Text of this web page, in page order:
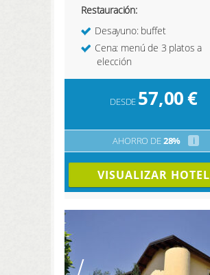
Restauración:
Desayuno: buffet
Cena: menú de 3 platos a
elección
DESDE 57,00€
AHORRO DE28% i
VISUALIZAR HOTEL